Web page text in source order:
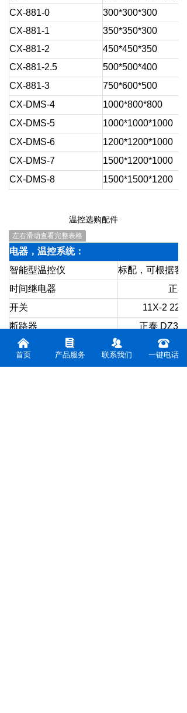
CX-881-0
300*300*300
CX-881-1
350*350*300
CX-881-2
450*450*350
CX-881-2.5
500*500*400
CX-881-3
750*600*500
CX-DMS-4
1000*800*800
CX-DMS-5
1000*1000*1000
CX-DMS-6
1200*1200*1000
CX-DMS-7
1500*1200*1000
CX-DMS-8
1500*1500*1200
温控选购配件
左右滑动查看完整表格
电器，温控系统：
智能型温控仪
标配，可根据客
时间继电器
正
开关
11X-2
断路器
正泰
接线端
45A 25A
낀
首页
뀴
产品服务
뀡
联系我们
뀰
一键电话